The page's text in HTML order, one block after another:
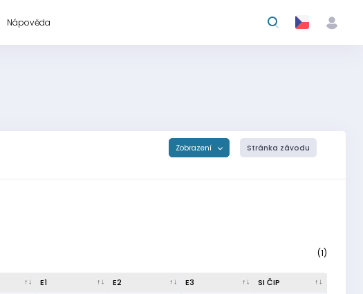
Nápověda
Zobrazení Stránka závodu
(1)
E1 E2 E3
SI ČIP